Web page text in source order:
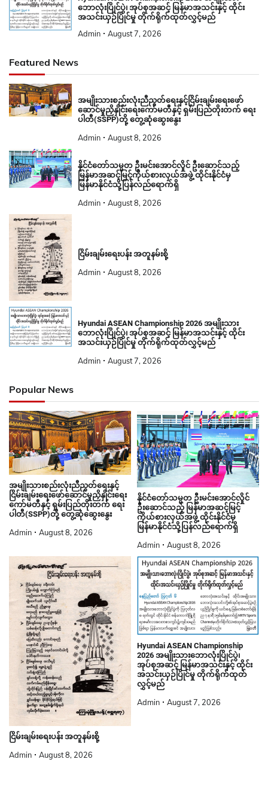
ဘောလုံးပြိုင်ပွဲ၊ အုပ်စုအဆင့် မြန်မာအသင်းနှင့် ထိုင်း
အသင်းယှဉ်ပြိုင်မှု တိုက်ရိုက်ထုတ်လွှင့်မည်
Admin August 7, 2026
Featured News
အမျိုးသားစည်းလုံးညီညွတ်ရေးနှင့်ငြိမ်းချမ်းရေးဖော်
ဆောင်မှုညှိနှိုင်းရေးကော်မတီနှင့် ရှမ်းပြည်တိုးတက် ရေး
ပါတီ(SSPP)တို့ တွေ့ဆုံဆွေးနွေး
Admin August 8, 2026
နိုင်ငံတော်သမ္မတ ဦးမင်းအောင်လှိုင် ဦးဆောင်သည့်
မြန်မာအဆင့်မြင့်ကိုယ်စားလှယ်အဖွဲ့ ထိုင်းနိုင်ငံမှ
မြန်မာနိုင်ငံသို့ပြန်လည်ရောက်ရှိ
Admin August 8, 2026
ငြိမ်းချမ်းရေးပန်း အတူနမ်းစို့
Admin August 8, 2026
Hyundai ASEAN Championship 2026 အမျိုးသား
ဘောလုံးပြိုင်ပွဲ၊ အုပ်စုအဆင့် မြန်မာအသင်းနှင့် ထိုင်း
အသင်းယှဉ်ပြိုင်မှု တိုက်ရိုက်ထုတ်လွှင့်မည်
Admin August 7, 2026
Popular News
အမျိုးသားစည်းလုံးညီညွတ်ရေးနှင့်
ငြိမ်းချမ်းရေးဖော်ဆောင်မှုညှိနှိုင်းရေး
ကော်မတီနှင့် ရှမ်းပြည်တိုးတက် ရေး
ပါတီ(SSPP)တို့ တွေ့ဆုံဆွေးနွေး
Admin August 8, 2026
နိုင်ငံတော်သမ္မတ ဦးမင်းအောင်လှိုင်
ဦးဆောင်သည့် မြန်မာအဆင့်မြင့်
ကိုယ်စားလှယ်အဖွဲ့ ထိုင်းနိုင်ငံမှ
မြန်မာနိုင်ငံသို့ပြန်လည်ရောက်ရှိ
Admin August 8, 2026
ငြိမ်းချမ်းရေးပန်း အတူနမ်းစို့
Admin August 8, 2026
Hyundai ASEAN Championship
2026 အမျိုးသားဘောလုံးပြိုင်ပွဲ၊
အုပ်စုအဆင့် မြန်မာအသင်းနှင့် ထိုင်း
အသင်းယှဉ်ပြိုင်မှု တိုက်ရိုက်ထုတ်
လွှင့်မည်
Admin August 7, 2026